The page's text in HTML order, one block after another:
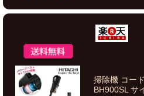
掃除機 コー
BH900SL サ